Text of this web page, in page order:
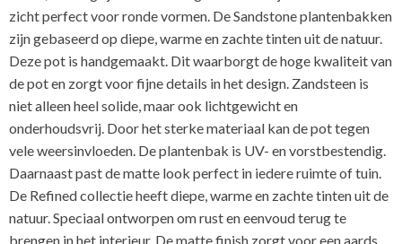
zicht perfect voor ronde vormen. De Sandstone plantenbakken
zijn gebaseerd op diepe, warme en zachte tinten uit de natuur.
Deze pot is handgemaakt. Dit waarborgt de hoge kwaliteit van
de pot en zorgt voor fijne details in het design. Zandsteen is
niet alleen heel solide, maar ook lichtgewicht en
onderhoudsvrij. Door het sterke materiaal kan de pot tegen
vele weersinvloeden. De plantenbak is UV- en vorstbestendig.
Daarnaast past de matte look perfect in iedere ruimte of tuin.
De Refined collectie heeft diepe, warme en zachte tinten uit de
natuur. Speciaal ontworpen om rust en eenvoud terug te
brengen in het interieur. De matte finish zorgt voor een aards